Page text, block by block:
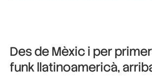
Des de Mèxic i per
funk llatinoamericà,